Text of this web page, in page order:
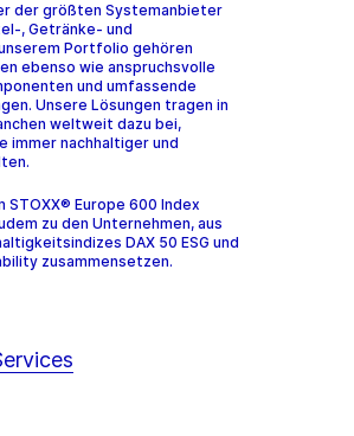
der größten Systemanbieter
, Getränke- und
Portfolio gehören
ebenso wie anspruchsvolle
und umfassende
Unsere Lösungen tragen in
weltweit dazu bei,
immer nachhaltiger und
STOXX® Europe 600 Index
zu den Unternehmen, aus
DAX 50 ESG und
zusammensetzen.